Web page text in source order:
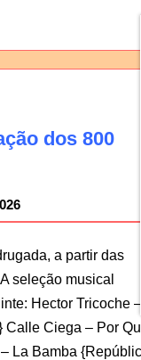
dos 800
a partir das
seleção musical
Hector Tricoche –
Calle Ciega – Por
La Bamba